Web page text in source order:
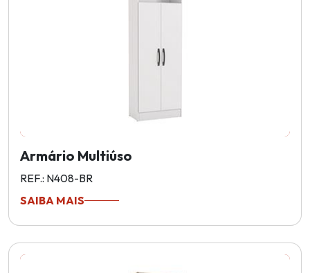
Armário Multiúso
REF.: N408-BR
SAIBA MAIS